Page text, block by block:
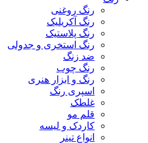
رنگ روغنی
رنگ آکریلیک
رنگ پلاستیک
رنگ استخری و جدولی
ضد زنگ
رنگ چوب
رنگ و ابزار هنری
اسپری رنگ
غلطک
قلم مو
کاردک و لیسه
انواع تینر